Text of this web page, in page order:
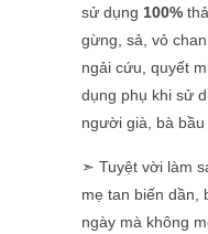
sử dụng 100%
gừng, sả, vỏ
ngải cứu, quyết
dụng phụ khi sử
người già, bà
➣ Tuyệt vời làm
mẹ tan biến dần,
ngày mà không